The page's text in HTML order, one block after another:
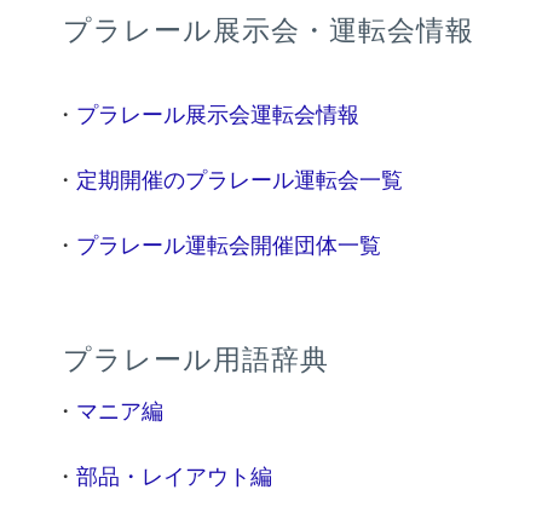
プラレール展示会・運転会情報
・ プラレール展示会運転会情報
・ 定期開催のプラレール運転会一覧
・ プラレール運転会開催団体一覧
プラレール用語辞典
・ マニア編
・ 部品・レイアウト編